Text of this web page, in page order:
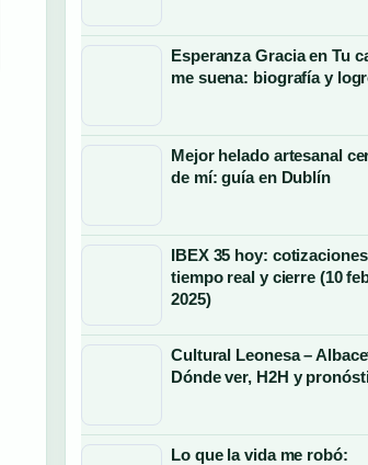
Esperanza Gracia en Tu
me suena: biografía y
Mejor helado artesanal
de mí: guía en Dublín
IBEX 35 hoy:
tiempo real y cierre (10
2025)
Cultural Leonesa –
Dónde ver, H2H y
Lo que la vida me robó: